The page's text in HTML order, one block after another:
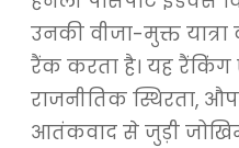
उनकी वीजा-मुक्त
रैंक करता है। यह
राजनीतिक स्थिरता,
आतंकवाद से जुड़ी